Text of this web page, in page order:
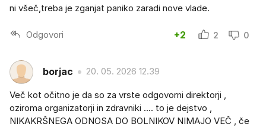
ni všeč,treba je zganjat paniko zaradi nove vlade.
Odgovori +2 2 0
borjac 20. 05. 2026 12.39
Več kot očitno je da so za vrste odgovorni direktorji ,
oziroma organizatorji in zdravniki .... to je dejstvo ,
NIKAKRŠNEGA ODNOSA DO BOLNIKOV NIMAJO VEČ , če